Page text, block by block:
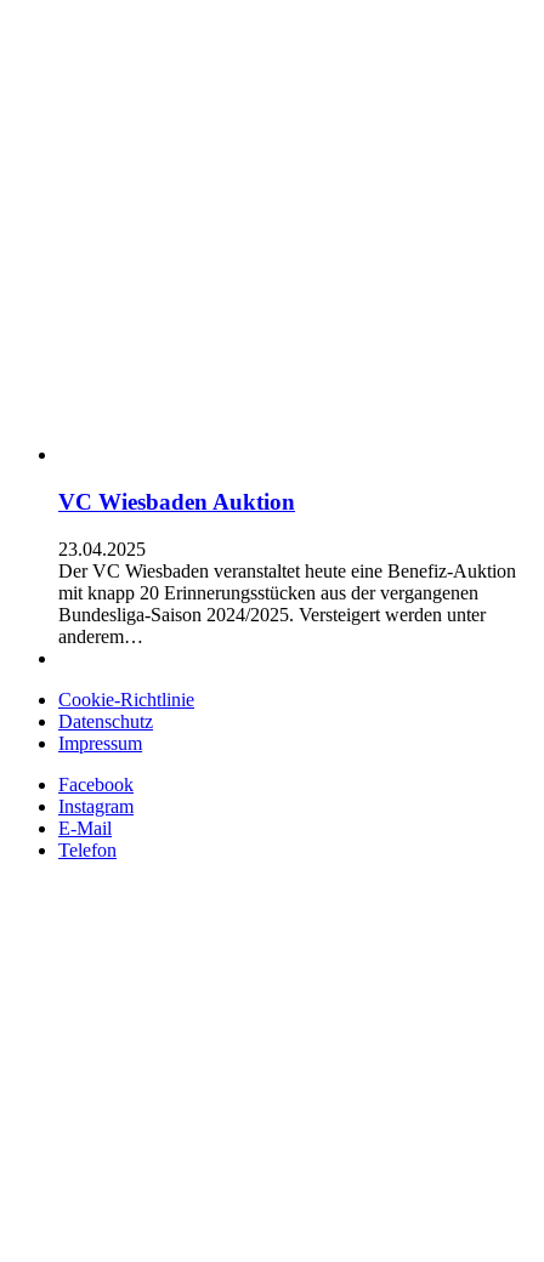
VC Wiesbaden Auktion
23.04.2025
Der VC Wiesbaden veranstaltet heute eine Benefiz-Auktion
mit knapp 20 Erinnerungsstücken aus der vergangenen
Bundesliga-Saison 2024/2025. Versteigert werden unter
anderem…
Cookie-Richtlinie
Datenschutz
Impressum
Facebook
Instagram
E-Mail
Telefon